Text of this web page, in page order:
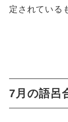
定されている
7月の語呂